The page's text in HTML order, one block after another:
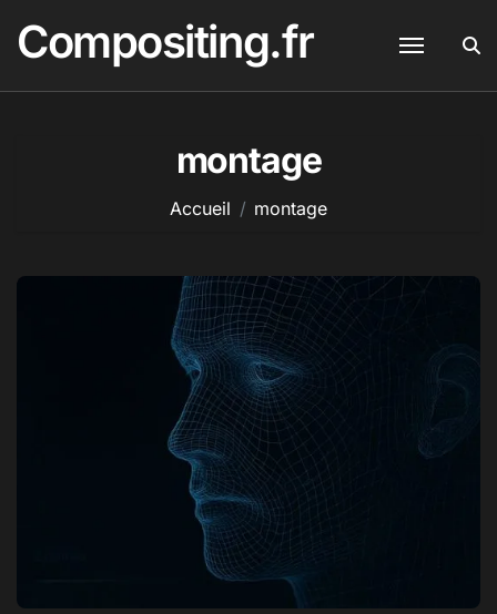
contenu
Compositing.fr
montage
Accueil montage